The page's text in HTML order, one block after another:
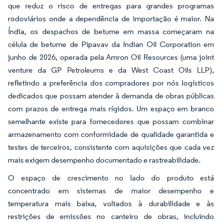
que reduz o risco de entregas para grandes programas
rodoviários onde a dependência de importação é maior. Na
Índia, os despachos de betume em massa começaram na
célula de betume de Pipavav da Indian Oil Corporation em
junho de 2026, operada pela Amron Oil Resources (uma joint
venture da GP Petroleums e da West Coast Oils LLP),
refletindo a preferência dos compradores por nós logísticos
dedicados que possam atender à demanda de obras públicas
com prazos de entrega mais rígidos. Um espaço em branco
semelhante existe para fornecedores que possam combinar
armazenamento com conformidade de qualidade garantida e
testes de terceiros, consistente com aquisições que cada vez
mais exigem desempenho documentado e rastreabilidade.
O espaço de crescimento no lado do produto está
concentrado em sistemas de maior desempenho e
temperatura mais baixa, voltados à durabilidade e às
restrições de emissões no canteiro de obras, incluindo